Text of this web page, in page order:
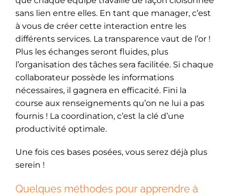
sans lien entre elles. En tant que manager, c’est
à vous de créer cette interaction entre les
différents services. La transparence vaut de l’or !
Plus les échanges seront fluides, plus
l’organisation des tâches sera facilitée. Si chaque
collaborateur possède les informations
nécessaires, il gagnera en efficacité. Fini la
course aux renseignements qu’on ne lui a pas
fournis ! La coordination, c’est la clé d’une
productivité optimale.
Une fois ces bases posées, vous serez déjà plus
serein !
Quelques méthodes pour apprendre à